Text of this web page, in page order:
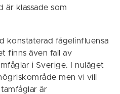
är klassade som
konstaterad fågelinfluensa
finns även fall av
i Sverige. I nuläget
men vi vill
är